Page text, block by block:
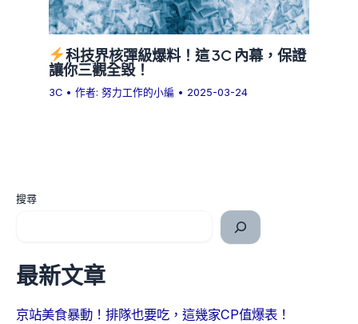
科技界核彈級爆料！這 3C 內幕，保證
讓你三觀全毀！
3C • 作者:努力工作的小編 • 2025-03-24
搜尋
最新文章
京站美食暴動！排隊也要吃，這幾家CP值爆表！